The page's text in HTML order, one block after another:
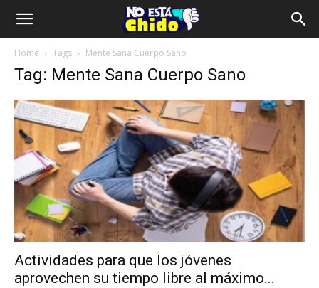
Home Tags Mente Sana Cuerpo Sano
Tag: Mente Sana Cuerpo Sano
Actividades para que los jóvenes
aprovechen su tiempo libre al máximo...